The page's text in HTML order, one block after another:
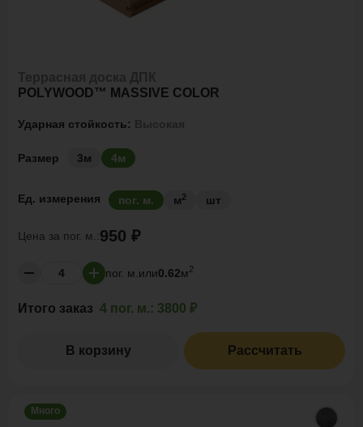
POLYWOOD™ MASSIVE COLOR
Ударная стойкость:
Размер 3м 4м
Ед. измерения пог. м. м2 шт
Цена за пог. м.:950 ₽
пог. м. или0.62м2
Итого заказ 4 пог. м.: 3800 ₽
В корзину Рассчитать
Много